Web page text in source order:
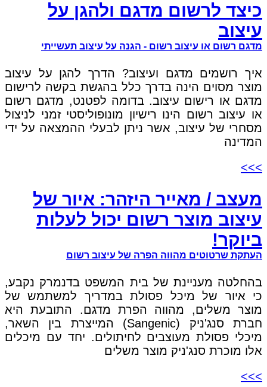
כיצד לרשום מדגם ולהגן על
עיצוב
מדגם רשום או עיצוב רשום - הגנה על עיצוב תעשייתי
איך רושמים מדגם ועיצוב? הדרך להגן על עיצוב
מוצר מסוים הינה בדרך כלל בהגשת בקשה לרישום
מדגם או רישום עיצוב. בדומה לפטנט, מדגם רשום
או עיצוב רשום הינו רישיון מונופוליסטי זמני לניצול
מסחרי של עיצוב, אשר ניתן לבעלי ההמצאה על ידי
המדינה
>>>
מעצב / מאייר היזהר: איור של
עיצוב מוצר רשום יכול לעלות
ביוקר!
העתקת שרטוטים מהווה הפרה של עיצוב רשום
בהחלטה מעניינת של בית המשפט בדנמרק נקבע,
כי איור של מיכל פסולת במדריך למשתמש של
מוצר משלים, מהווה הפרת מדגם. התובעת היא
חברת סנג'ניק (Sangenic) המייצרת בין השאר,
מיכלי פסולת מעוצבים לחיתולים. יחד עם מיכלים
אלו מוכרת סנג'ניק מוצר משלים
>>>